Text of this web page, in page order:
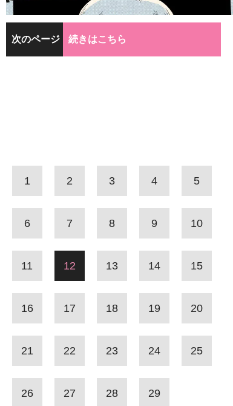
次のページ 続きはこちら
1 2 3 4 5
6 7 8 9 10
11 12 13 14 15
16 17 18 19 20
21 22 23 24 25
26 27 28 29